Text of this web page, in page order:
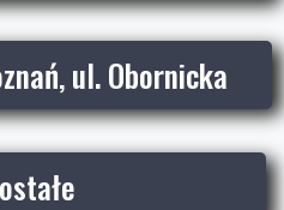
ul. Obornicka